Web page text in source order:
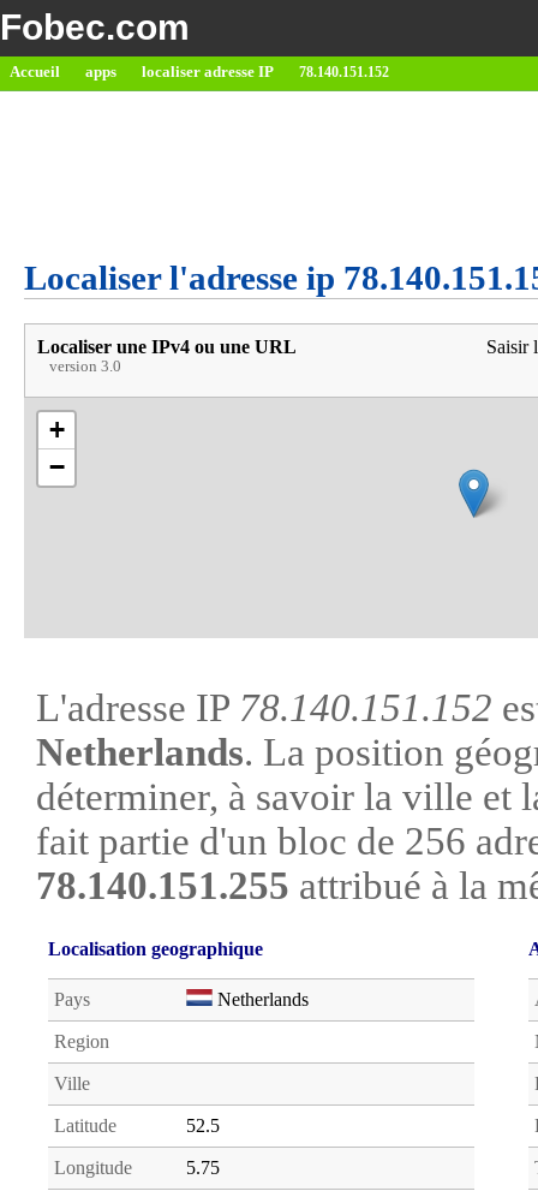
Fobec.com
Accueil apps localiser adresse IP 78.140.151.152
Localiser l'adresse ip
Localiser une IPv4 ou une URL
version 3.0
Saisir
+
−
L'adresse IP 78.140.151.152
Netherlands. La position
déterminer, à savoir la ville et
fait partie d'un bloc de 256
78.140.151.255 attribué à la
Localisation geographique
Pays Netherlands
Region
Ville
Latitude 52.5
Longitude 5.75